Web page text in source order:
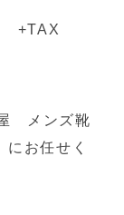
+TAX
メンズ靴
お任せく